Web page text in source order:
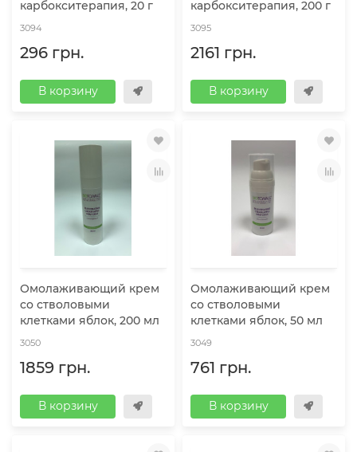
карбокситерапия, 20 г
3094
296 грн.
В корзину
карбокситерапия, 200 г
3095
2161 грн.
В корзину
Омолаживающий крем
со стволовыми
клетками яблок, 200 мл
3050
1859 грн.
В корзину
Омолаживающий крем
со стволовыми
клетками яблок, 50 мл
3049
761 грн.
В корзину